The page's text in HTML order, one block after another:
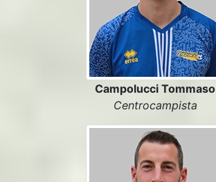
Campolucci Tommaso
Centrocampista